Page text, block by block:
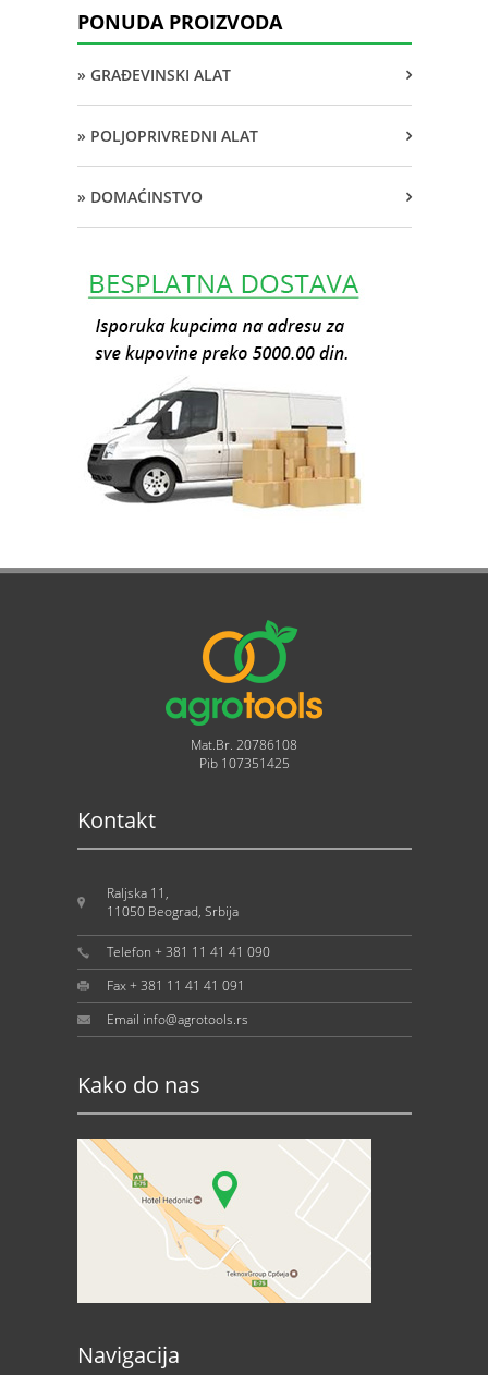
PONUDA PROIZVODA
» GRAĐEVINSKI ALAT
» POLJOPRIVREDNI ALAT
» DOMAĆINSTVO
Mat.Br. 20786108
Pib 107351425
Kontakt
Raljska 11,
11050 Beograd, Srbija
Telefon + 381 11 41 41 090
Fax + 381 11 41 41 091
Email info@agrotools.rs
Kako do nas
Navigacija